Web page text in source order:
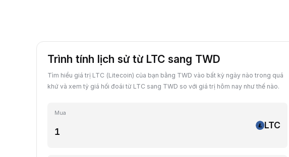
Trình tính lịch sử từ LTC sang TWD
Tìm hiểu giá trị LTC (Litecoin) của bạn bằng TWD vào bất kỳ ngày nào trong quá
khứ và xem tỷ giá hối đoái từ LTC sang TWD so với giá trị hôm nay như thế nào.
Mua
LTC